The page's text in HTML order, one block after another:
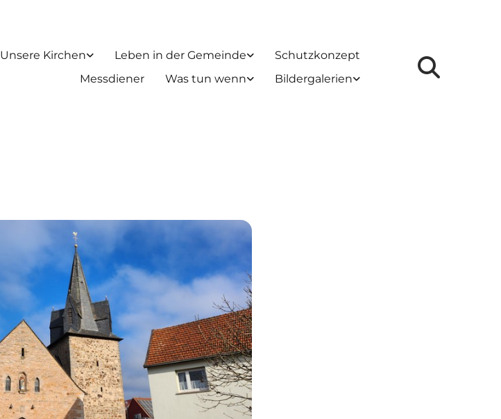
Unsere Kirchen Leben in der Gemeinde
Schutzkonzept
Messdiener
Was tun wenn Bildergalerien